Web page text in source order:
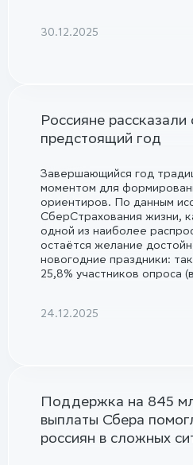
30.12.2025
Россияне рассказали
предстоящий год
Завершающийся год
моментом для
ориентиров. По данным
СберСтрахования жизни,
одной из наиболее
остаётся желание
новогодние праздники:
25,8% участников опроса
24.12.2025
Поддержка на 845
выплаты Сбера
россиян в сложных